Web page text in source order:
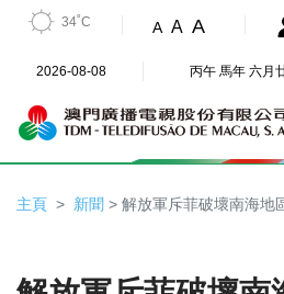
34˚C A A A
2026-08-08 丙午 馬年 六月
主頁 新聞 > 解放軍斥菲破壞南海地